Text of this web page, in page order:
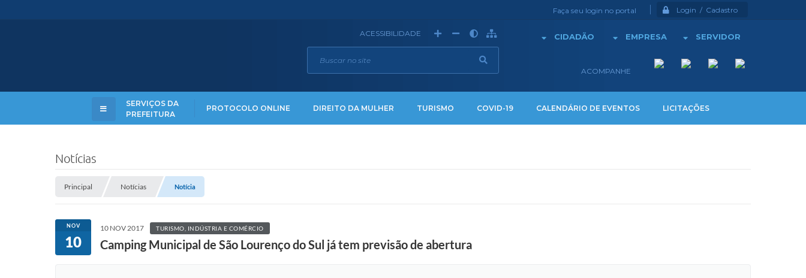
Faça seu login no portal Login / Cadastro
CIDADÃO EMPRESA SERVIDOR
ACOMPANHE
ACESSIBILIDADE
SERVIÇOS DA
PREFEITURA
PROTOCOLO ONLINE DIREITO DA MULHER TURISMO COVID-19 CALENDÁRIO DE EVENTOS LICITAÇÕES
Notícias
Principal Notícias Notícia
NOV
10
10 NOV 2017 TURISMO, INDÚSTRIA E COMÉRCIO
Camping Municipal de São Lourenço do Sul já tem previsão de abertura